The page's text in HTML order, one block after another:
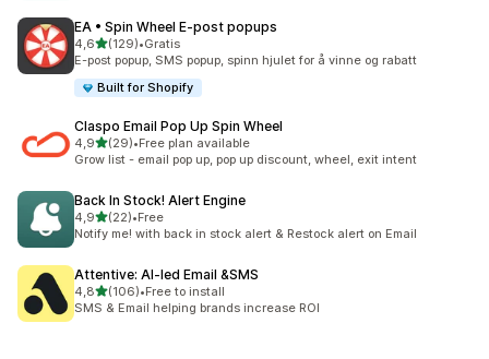
EA • Spin Wheel E‑post popups
4,6av 5 stjerner
(129)
Totalt 129 omtaler
•Gratis
E-post popup, SMS popup, spinn hjulet for å vinne og rabatt
Built for Shopify
Claspo Email Pop Up Spin Wheel
4,9av 5 stjerner
(29)
Totalt 29 omtaler
•Free plan available
Grow list - email pop up, pop up discount, wheel, exit intent
Back In Stock! Alert Engine
4,9av 5 stjerner
(22)
Totalt 22 omtaler
•Free
Notify me! with back in stock alert & Restock alert on Email
Attentive: AI‑led Email &SMS
4,8av 5 stjerner
(106)
Totalt 106 omtaler
•Free to install
SMS & Email helping brands increase ROI